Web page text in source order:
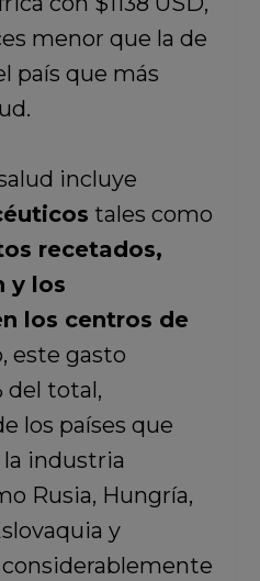
menor que la de
país que más
incluye
tales como
recetados,
y los
los centros de
este gasto
del total,
los países que
industria
Rusia, Hungría,
y
considerablemente